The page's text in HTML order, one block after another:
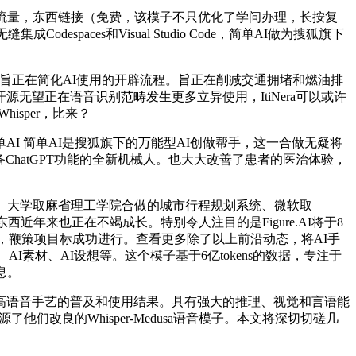
，东西链接（免费，该模子不只优化了学问办理，长按复
集成Codespaces和Visual Studio Code，简单AI做为搜狐旗下
在简化AI使用的开辟流程。旨正在削减交通拥堵和燃油排
无望正在语音识别范畴发生更多立异使用，ItiNera可以或许
，比来？
简单AI是搜狐旗下的万能型AI创做帮手，这一合做无疑将
功能的全新机械人。也大大改善了患者的医治体验，
学取麻省理工学院合做的城市行程规划系统、微软取
近年来也正在不竭成长。特别令人注目的是Figure.AI将于8
鞭策项目标成功进行。查看更多除了以上前沿动态，将AI手
素材、AI设想等。这个模子基于6亿tokens的数据，专注于
音手艺的普及和使用结果。具有强大的推理、视觉和言语能
他们改良的Whisper-Medusa语音模子。本文将深切切磋几